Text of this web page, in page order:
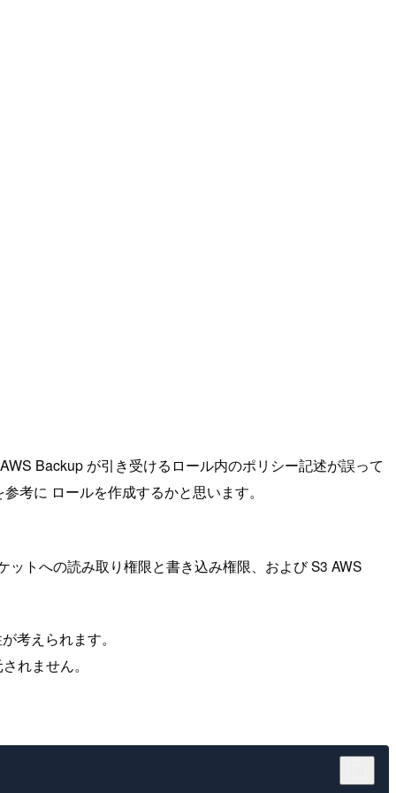
AWS Backup が引き受けるロール内のポリシー記述が誤って
参考に ロールを作成するかと思います。
トへの読み取り権限と書き込み権限、および S3 AWS
考えられます。
れません。